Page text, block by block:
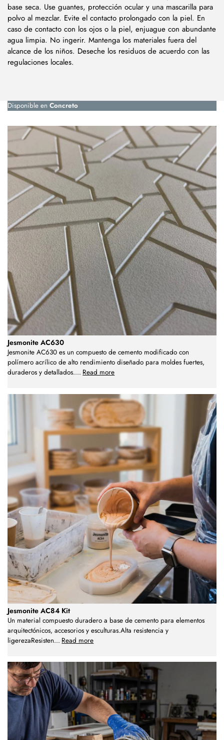
base seca. Use guantes, protección ocular y una mascarilla para
polvo al mezclar. Evite el contacto prolongado con la piel. En
caso de contacto con los ojos o la piel, enjuague con abundante
agua limpia. No ingerir. Mantenga los materiales fuera del
alcance de los niños. Deseche los residuos de acuerdo con las
regulaciones locales.
Disponible en Concreto
Jesmonite AC630
Jesmonite AC630 es un compuesto de cemento modificado con
polímero acrílico de alto rendimiento diseñado para moldes fuertes,
duraderos y detallados.... Read more
Jesmonite AC84 Kit
Un material compuesto duradero a base de cemento para elementos
arquitectónicos, accesorios y esculturas.Alta resistencia y
ligerezaResisten... Read more